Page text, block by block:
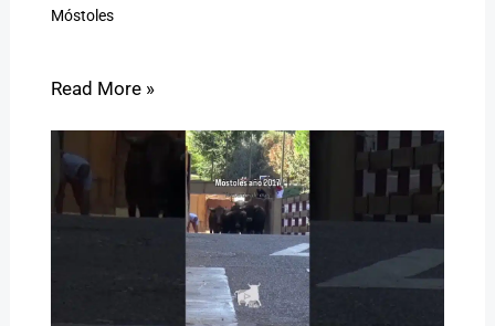
Móstoles
Read More »